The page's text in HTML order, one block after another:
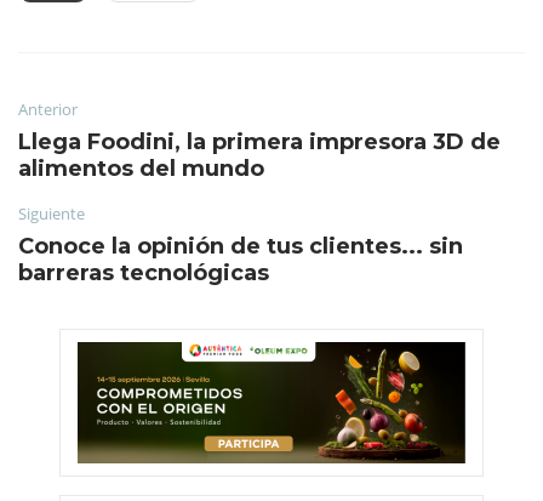
Anterior
Llega Foodini, la primera impresora 3D de
alimentos del mundo
Siguiente
Conoce la opinión de tus clientes... sin
barreras tecnológicas